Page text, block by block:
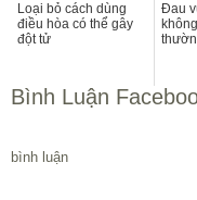
Loại bỏ cách dùng
điều hòa có thể gây
đột tử
Đau
Bình Luận
bình luận